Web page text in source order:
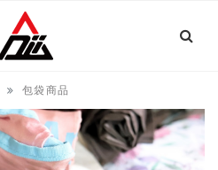
包袋商品